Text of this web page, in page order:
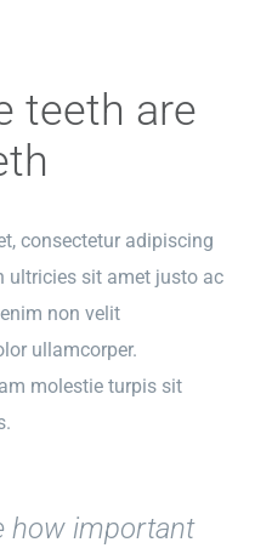
teeth are
consectetur adipiscing
ultricies sit amet justo ac
non velit
ullamcorper.
molestie turpis sit
how important